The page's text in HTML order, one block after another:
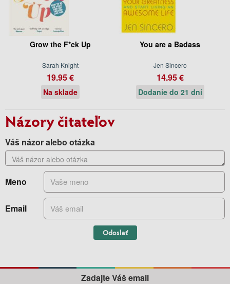
Grow the F*ck Up
Sarah Knight
19.95 €
Na sklade
You are a Badass
Jen Sincero
14.95 €
Dodanie do 21 dní
Názory čitateľov
Váš názor alebo otázka
Meno
Email
Odoslať
Zadajte Váš email